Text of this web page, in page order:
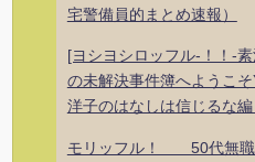
宅警備員的まとめ速報）
[ヨシヨシロッフル-！！-
の未解決事件簿へようこ
洋子のはなしは信じるな編
モリッフル！ 50代無職